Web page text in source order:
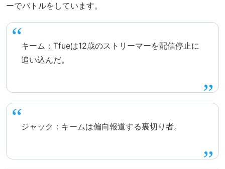
ーでバトルをしています。
キーム：Tfueは12歳のストリーマーを配信停止に
追い込んだ。
ジャック：キームは偏向報道する裏切り者。